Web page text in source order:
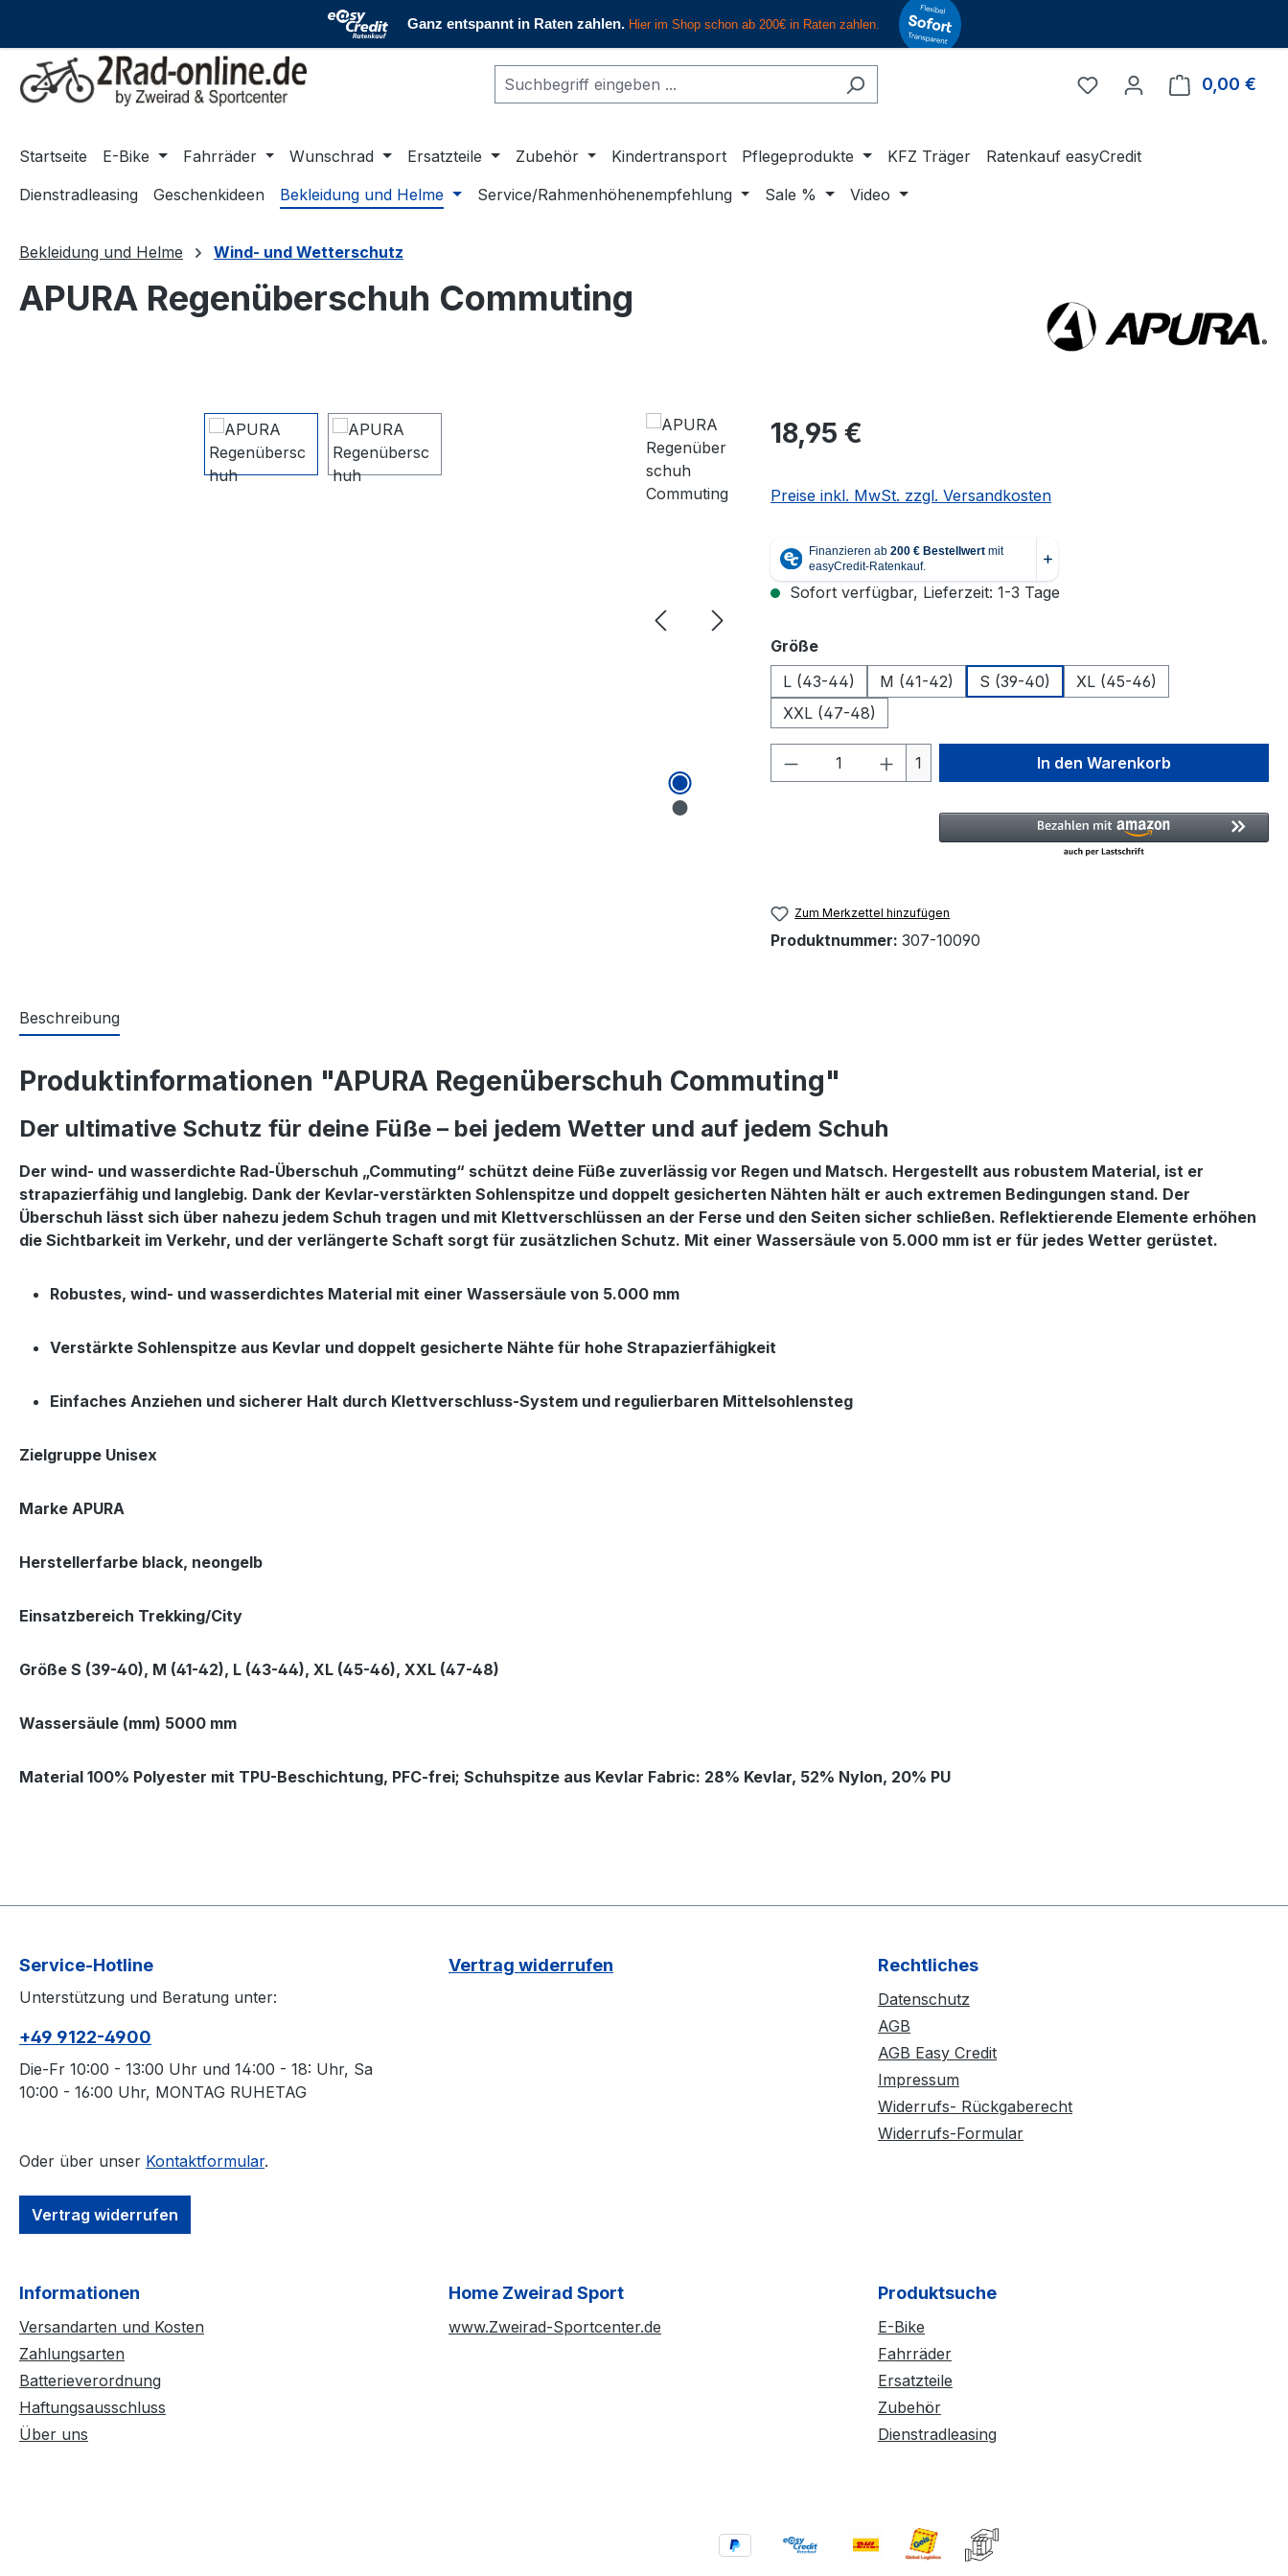
Hauptinhalt springen
Zur Suche springen
Zur Hauptnavigation springen
Du hast 0 Produkte auf
0,00 €
Startseite E-Bike Fahrräder Wunschrad Ersatzteile Zubehör Kindertransport Pflegeprodukte KFZ Träger
Ratenkauf easyCredit
Dienstradleasing
Geschenkideen Bekleidung und Helme Service/Rahmenhöhenempfehlung Sale % Video
Bekleidung und Helme Wind- und Wetterschutz
APURA Regenüberschuh Commuting
Bildergalerie überspringen Regulärer Preis:
18,95 €
Preise inkl. MwSt. zzgl. Versandkosten
Sofort verfügbar, Lieferzeit: 1-3 Tage
Größeauswählen
L (43-44)
M (41-42) S (39-40)
XL (45-46)
XXL (47-48)
Produkt Anzahl: Gib den gewünschten Wert
1 In den Warenkorb
Zum Merkzettel hinzufügen
Produktnummer: 307-10090
Beschreibung
Produktinformationen "APURA Regenüberschuh Commuting"
Der ultimative Schutz für deine Füße – bei jedem Wetter und auf jedem Schuh
Der wind- und wasserdichte Rad-Überschuh „Commuting“ schützt deine Füße zuverlässig vor Regen und Matsch. Hergestellt aus robustem Material, ist er
strapazierfähig und langlebig. Dank der Kevlar-verstärkten Sohlenspitze und doppelt gesicherten Nähten hält er auch extremen Bedingungen stand. Der
Überschuh lässt sich über nahezu jedem Schuh tragen und mit Klettverschlüssen an der Ferse und den Seiten sicher schließen. Reflektierende Elemente erhöhen
die Sichtbarkeit im Verkehr, und der verlängerte Schaft sorgt für zusätzlichen Schutz. Mit einer Wassersäule von 5.000 mm ist er für jedes Wetter gerüstet.
Robustes, wind- und wasserdichtes Material mit einer Wassersäule von 5.000 mm
Verstärkte Sohlenspitze aus Kevlar und doppelt gesicherte Nähte für hohe Strapazierfähigkeit
Einfaches Anziehen und sicherer Halt durch Klettverschluss-System und regulierbaren Mittelsohlensteg
Zielgruppe Unisex
Marke APURA
Herstellerfarbe black, neongelb
Einsatzbereich Trekking/City
Größe S (39-40), M (41-42), L (43-44), XL (45-46), XXL (47-48)
Wassersäule (mm) 5000 mm
Material 100% Polyester mit TPU-Beschichtung, PFC-frei; Schuhspitze aus Kevlar Fabric: 28% Kevlar, 52% Nylon, 20% PU
Service-Hotline
Unterstützung und Beratung unter:
+49 9122-4900
Die-Fr 10:00 - 13:00 Uhr und 14:00 - 18: Uhr, Sa
10:00 - 16:00 Uhr, MONTAG RUHETAG
Oder über unser Kontaktformular.
Vertrag widerrufen
Vertrag widerrufen Rechtliches
Datenschutz
AGB
AGB Easy Credit
Impressum
Widerrufs- Rückgaberecht
Widerrufs-Formular
Informationen
Versandarten und Kosten
Zahlungsarten
Batterieverordnung
Haftungsausschluss
Über uns
Home Zweirad Sport
www.Zweirad-Sportcenter.de
Produktsuche
E-Bike
Fahrräder
Ersatzteile
Zubehör
Dienstradleasing